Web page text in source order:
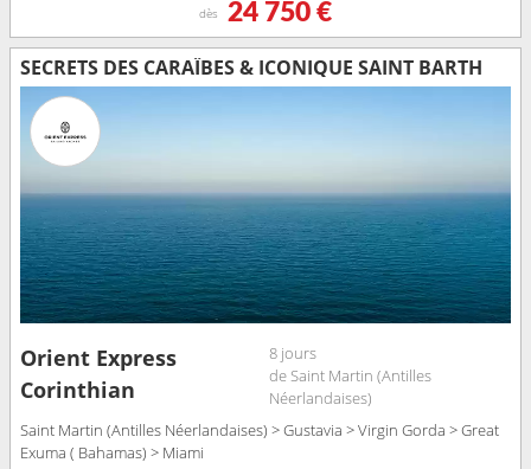
dès 24 750 €
SECRETS DES CARAÏBES & ICONIQUE SAINT BARTH
Orient Express
Corinthian
8 jours
de Saint Martin (Antilles
Néerlandaises)
Saint Martin (Antilles Néerlandaises) > Gustavia > Virgin Gorda > Great
Exuma ( Bahamas) > Miami